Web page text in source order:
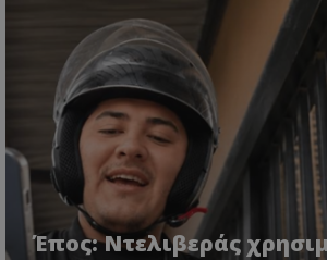
Έπος: Ντελιβεράς